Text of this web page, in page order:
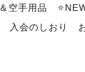
空手用品
入会のしおり